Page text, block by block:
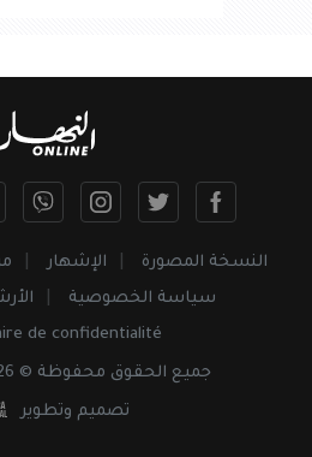
النسخة المصورة الإشهار
سياسة الخصوصية
de confidentialité
جميع الحقوق محفوظة © 2026 النهار أونلاين
تصميم وتطوير